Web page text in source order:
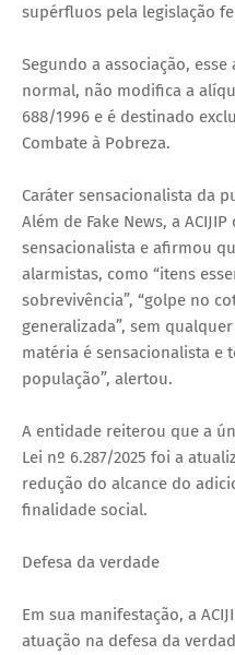
supérfluos pela legislação
Segundo a associação,
normal, não modifica a
688/1996 e é destinado
Combate à Pobreza.
Caráter sensacionalista da
Além de Fake News, a
sensacionalista e afirmou
alarmistas, como “itens
sobrevivência”, “golpe no
generalizada”, sem
matéria é sensacionalista e
população”, alertou.
A entidade reiterou que a
Lei nº 6.287/2025 foi a
redução do alcance do
finalidade social.
Defesa da verdade
Em sua manifestação, a
atuação na defesa da